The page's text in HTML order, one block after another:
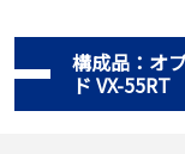
構成品：オ
ド VX-55RT